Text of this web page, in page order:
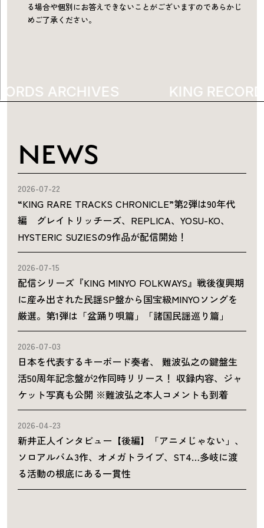
る場合や個別にお答えできないことがございますのであらかじ
めご了承ください。
ARCHIVES KING
NEWS
2026-07-22
“KING RARE TRACKS CHRONICLE”第2弾は90年代
編 グレイトリッチーズ、REPLICA、YOSU-KO、
HYSTERIC SUZIESの9作品が配信開始！
2026-07-15
配信シリーズ『KING MINYO FOLKWAYS』戦後復興期
に産み出された民謡SP盤から国宝級MINYOソングを
厳選。第1弾は「盆踊り唄篇」「諸国民謡巡り篇」
2026-07-03
日本を代表するキーボード奏者、 難波弘之の鍵盤生
活50周年記念盤が2作同時リリース！ 収録内容、ジャ
ケット写真も公開 ※難波弘之本人コメントも到着
2026-04-23
新井正人インタビュー【後編】「アニメじゃない」、
ソロアルバム3作、オメガトライブ、ST4…多岐に渡
る活動の根底にある一貫性